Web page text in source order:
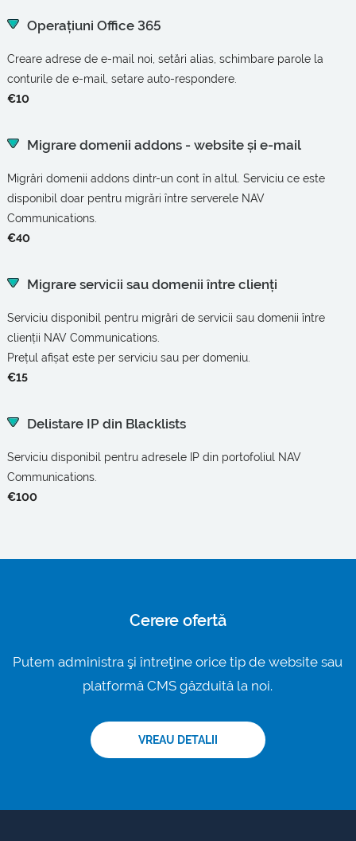
Operațiuni Office 365
Creare adrese de e-mail noi, setări alias, schimbare parole la
conturile de e-mail, setare auto-respondere.
€10
Migrare domenii addons - website și e-mail
Migrări domenii addons dintr-un cont în altul. Serviciu ce este
disponibil doar pentru migrări între serverele NAV
Communications.
€40
Migrare servicii sau domenii între clienți
Serviciu disponibil pentru migrări de servicii sau domenii între
clienții NAV Communications.
Prețul afișat este per serviciu sau per domeniu.
€15
Delistare IP din Blacklists
Serviciu disponibil pentru adresele IP din portofoliul NAV
Communications.
€100
Cerere ofertă
Putem administra şi întreţine orice tip de website sau
platformă CMS găzduită la noi.
VREAU DETALII